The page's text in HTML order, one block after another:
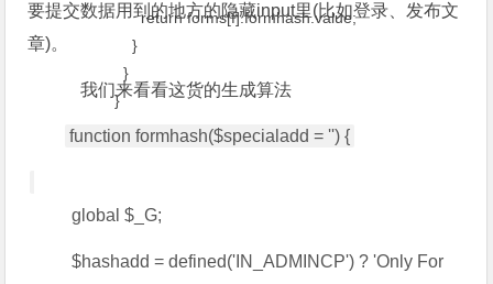
要提交数据用到的地方的隐藏input里(比如登录、发布文
章)。
我们来看看这货的生成算法
function formhash($specialadd = '') {
global $_G;
$hashadd = defined('IN_ADMINCP') ? 'Only For
return forms[f].formhash.value;
}
}
}